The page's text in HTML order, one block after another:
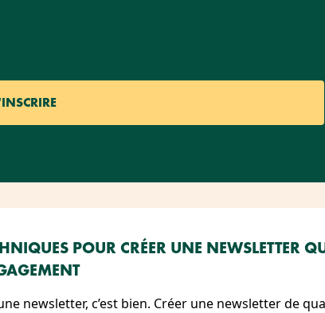
POUR CRÉER UNE NEWSLETTER
newsletter, c’est bien. Créer une newsletter de